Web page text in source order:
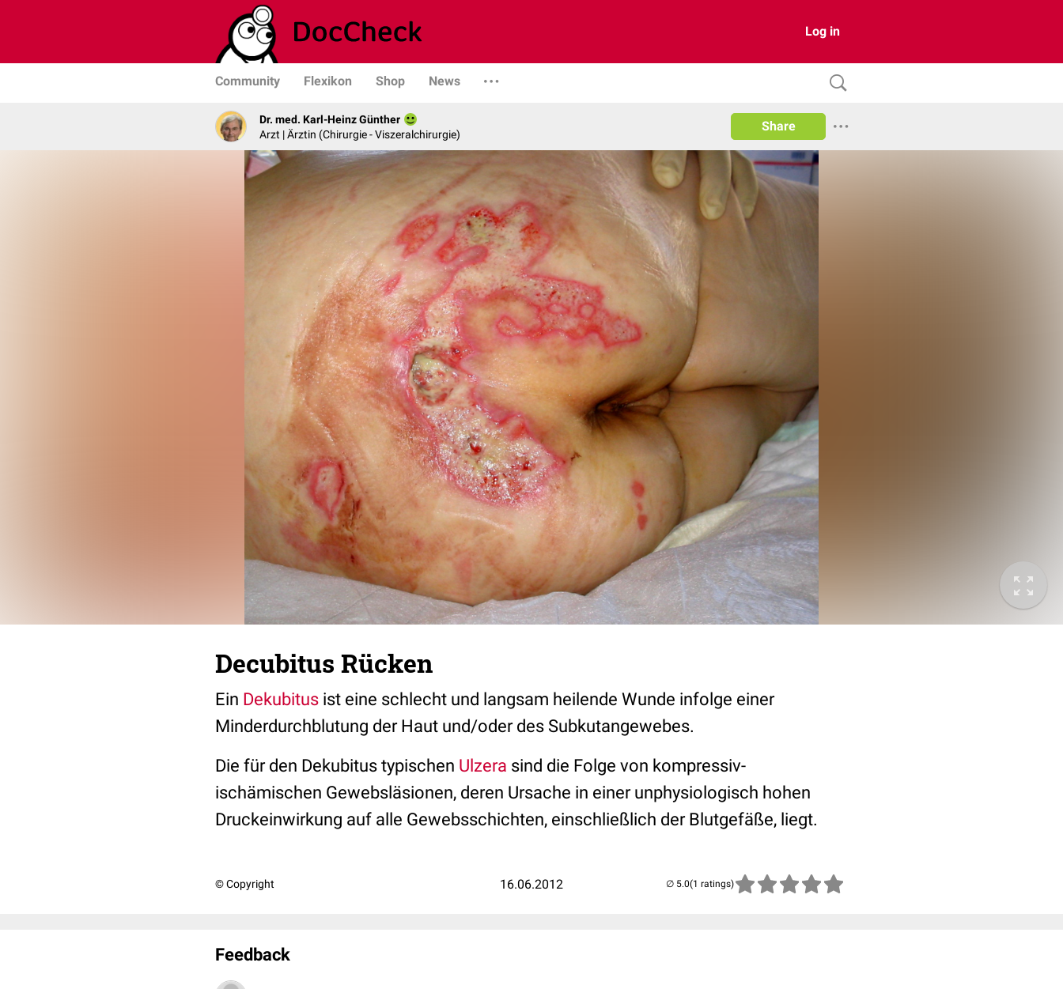
Log in
Community Flexikon Shop News
Dr. med. Karl-Heinz Günther
Arzt | Ärztin (Chirurgie - Viszeralchirurgie)
Share
Decubitus Rücken
Ein Dekubitus ist eine schlecht und langsam heilende Wunde infolge einer
Minderdurchblutung der Haut und/oder des Subkutangewebes.
Die für den Dekubitus typischen Ulzera sind die Folge von kompressiv-
ischämischen Gewebsläsionen, deren Ursache in einer unphysiologisch hohen
Druckeinwirkung auf alle Gewebsschichten, einschließlich der Blutgefäße, liegt.
© Copyright 16.06.2012 (1 ratings)
Feedback